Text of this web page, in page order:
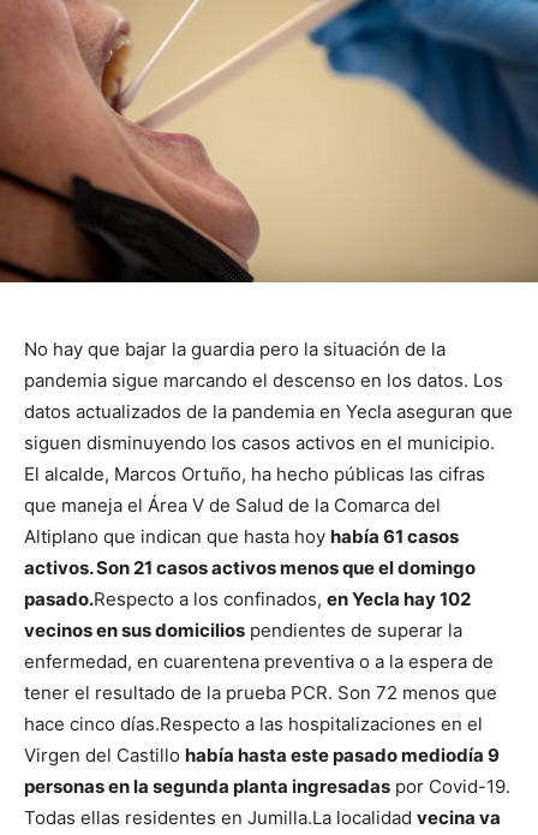
No hay que bajar la guardia pero la situación de la
pandemia sigue marcando el descenso en los datos. Los
datos actualizados de la pandemia en Yecla aseguran que
siguen disminuyendo los casos activos en el municipio.
El alcalde, Marcos Ortuño, ha hecho públicas las cifras
que maneja el Área V de Salud de la Comarca del
Altiplano que indican que hasta hoy había 61 casos
activos. Son 21 casos activos menos que el domingo
pasado.Respecto a los confinados, en Yecla hay 102
vecinos en sus domicilios pendientes de superar la
enfermedad, en cuarentena preventiva o a la espera de
tener el resultado de la prueba PCR. Son 72 menos que
hace cinco días.Respecto a las hospitalizaciones en el
Virgen del Castillo había hasta este pasado mediodía 9
personas en la segunda planta ingresadas por Covid-19.
Todas ellas residentes en Jumilla.La localidad vecina va